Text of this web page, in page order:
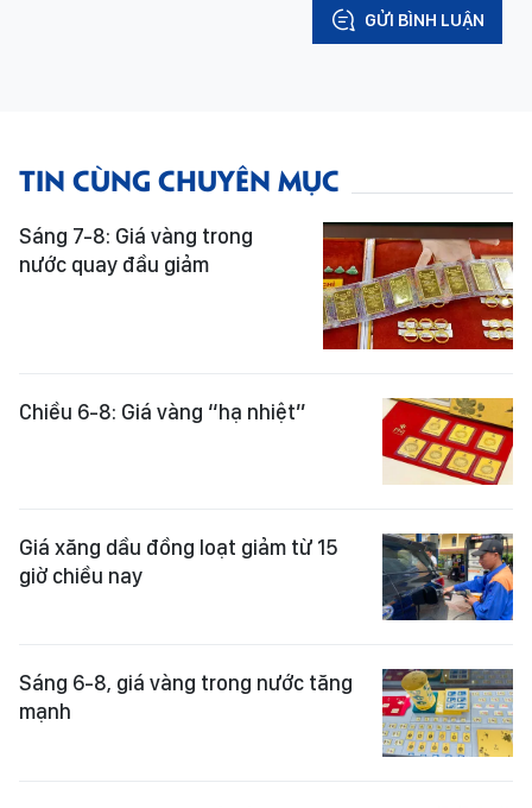
GỬI BÌNH LUẬN
TIN CÙNG CHUYÊN MỤC
Sáng 7-8: Giá vàng trong
nước quay đầu giảm
Chiều 6-8: Giá vàng “hạ nhiệt”
Giá xăng dầu đồng loạt giảm từ 15
giờ chiều nay
Sáng 6-8, giá vàng trong nước tăng
mạnh